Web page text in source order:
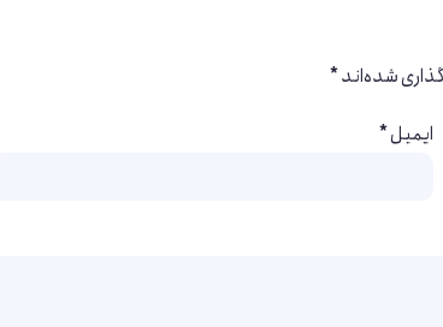
استفاده از امواج فوکوس شده برای تحریک تولید کلاژن در
شده‌اند*
ایمیل*